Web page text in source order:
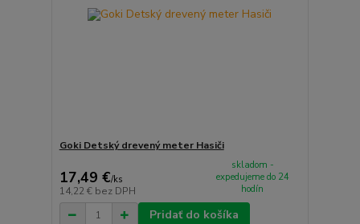
Goki Detský drevený meter Hasiči
17,49 €/ks
14,22 € bez DPH
skladom -
expedujeme do 24
hodín
Pridať do košíka